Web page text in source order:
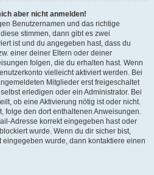
aber nicht anmelden!
Benutzernamen und das richtige
stimmen, dann gibt es zwei
ist und du angegeben hast, dass du
einer deiner Eltern oder deiner
folgen, die du erhalten hast. Wenn
vielleicht aktiviert werden. Bei
Mitglieder erst freigeschaltet
erledigen oder ein Administrator. Bei
ob eine Aktivierung nötig ist oder nicht.
folge den dort enthaltenen Anweisungen.
Adresse korrekt eingegeben hast oder
wurde. Wenn du dir sicher bist,
wurde, dann kontaktiere einen